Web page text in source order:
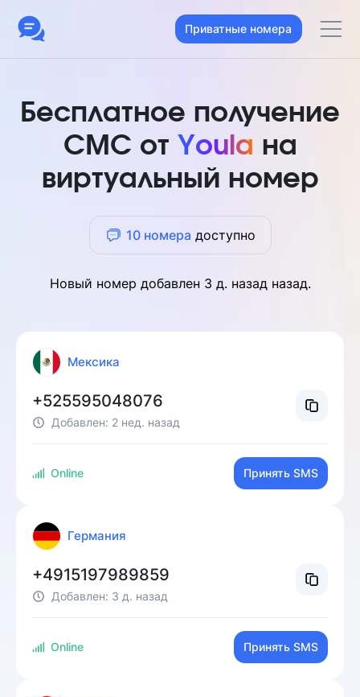
Приватные номера
Бесплатное получение
СМС от Youla на
виртуальный номер
10 номера доступно
Новый номер добавлен 3 д. назадназад.
Мексика
+525595048076
Добавлен: 2 нед. назад
Online Принять SMS
Германия
+4915197989859
Добавлен: 3 д. назад
Online Принять SMS